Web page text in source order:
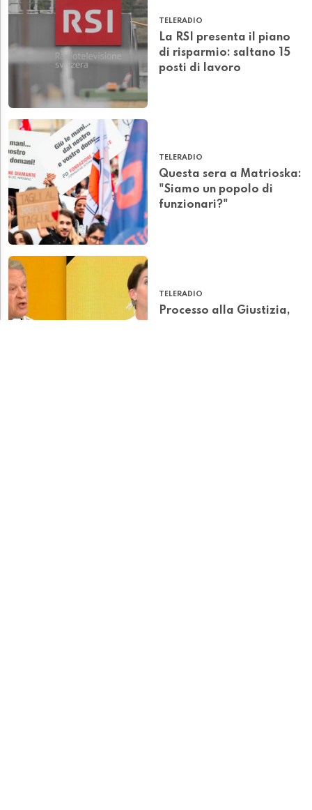
TELERADIO
La RSI presenta il piano
di risparmio: saltano 15
posti di lavoro
TELERADIO
Questa sera a Matrioska:
"Siamo un popolo di
funzionari?"
TELERADIO
Processo alla Giustizia,